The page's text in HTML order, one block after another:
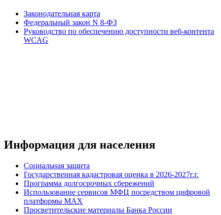
Законодательная карта
Федеральный закон N 8-ФЗ
Руководство по обеспечению доступности веб-контента
WCAG
Информация для населения
Социальная защита
Государственная кадастровая оценка в 2026-2027г.г.
Программа долгосрочных сбережений
Использование сервисов МФЦ посредством цифровой
платформы MAX
Просветительские материалы Банка России